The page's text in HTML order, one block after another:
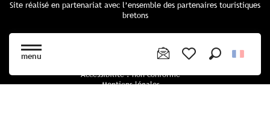
menu
Site réalisé en partenariat avec l’ensemble des partenaires touristiques
bretons
Cartes Bretagne & brochures
Accessibilité : non conforme
Mentions légales